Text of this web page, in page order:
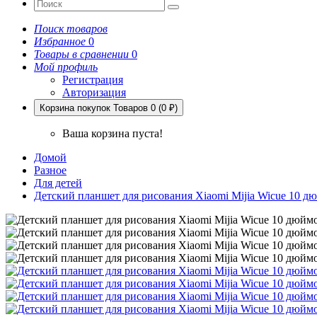
Поиск товаров
Избранное 0
Товары в сравнении 0
Мой профиль
Регистрация
Авторизация
Корзина покупок Товаров 0 (0 ₽)
Ваша корзина пуста!
Домой
Разное
Для детей
Детский планшет для рисования Xiaomi Mijia Wicue 10